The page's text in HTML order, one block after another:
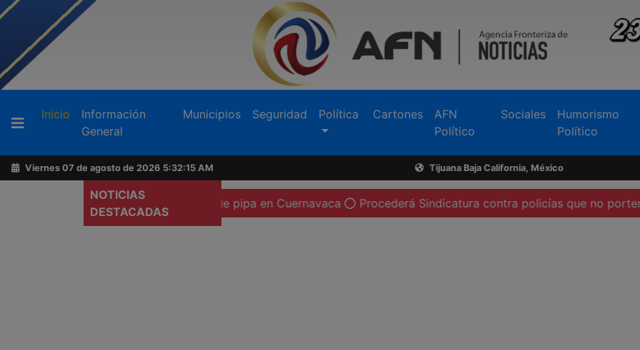
Inicio (current)
Información
General
Municipios Seguridad Política Cartones
AFN
Político
Sociales
Humorismo
Político
Viernes 07 de agosto de 2026 5:32:17 AM Tijuana Baja California, México
NOTICIAS
DESTACADAS
a heridos por explosión de pipa en Cuernavaca Procederá Sindicatura contra policías que no porten su cámara
Buscador
Acerca
de